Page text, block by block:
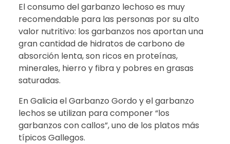
El consumo del garbanzo lechoso es muy
recomendable para las personas por su alto
valor nutritivo: los garbanzos nos aportan una
gran cantidad de hidratos de carbono de
absorción lenta, son ricos en proteínas,
minerales, hierro y fibra y pobres en grasas
saturadas.
En Galicia el Garbanzo Gordo y el garbanzo
lechos se utilizan para componer “los
garbanzos con callos”, uno de los platos más
típicos Gallegos.